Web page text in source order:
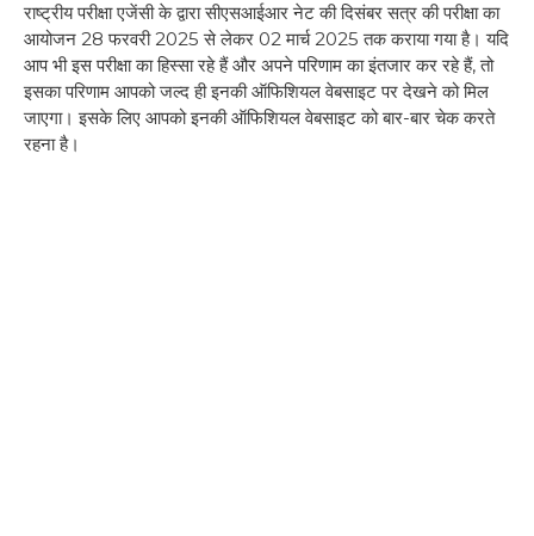
राष्ट्रीय परीक्षा एजेंसी के द्वारा सीएसआईआर नेट की दिसंबर सत्र की परीक्षा का
आयोजन 28 फरवरी 2025 से लेकर 02 मार्च 2025 तक कराया गया है। यदि
आप भी इस परीक्षा का हिस्सा रहे हैं और अपने परिणाम का इंतजार कर रहे हैं, तो
इसका परिणाम आपको जल्द ही इनकी ऑफिशियल वेबसाइट पर देखने को मिल
जाएगा। इसके लिए आपको इनकी ऑफिशियल वेबसाइट को बार-बार चेक करते
रहना है।